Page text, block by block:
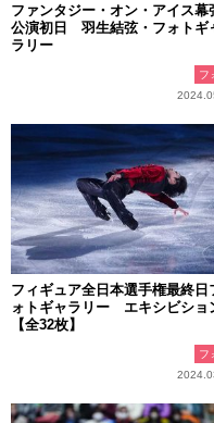
ファンタジー・オン・アイス幕
公演初日 羽生結弦・フォトギ
ラリー
フ
フィギュア全日本選手権最終日
ォトギャラリー エキシビショ
【全32枚】
フ